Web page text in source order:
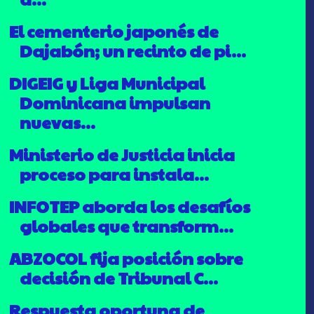
El cementerio japonés de
Dajabón; un recinto de pi...
DIGEIG y Liga Municipal
Dominicana impulsan
nuevas...
Ministerio de Justicia inicia
proceso para instala...
INFOTEP aborda los desafíos
globales que transform...
ABZOCOL fija posición sobre
decisión de Tribunal C...